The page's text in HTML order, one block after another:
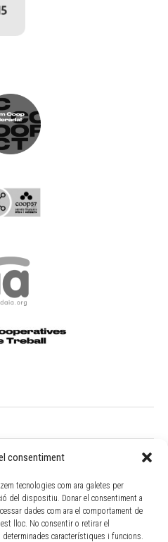
consentiment
tecnologies com ara galetes per
del dispositiu. Donar el consentiment a
dades com ara el comportament de
lloc. No consentir o retirar el
característiques i funcions.